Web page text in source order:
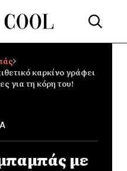
καρκίνο γράφει
για τη κόρη του!
με